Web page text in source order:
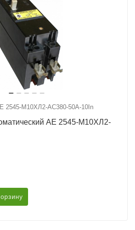
2545-М10ХЛ2-AC380-50А-10In
АЕ 2545-М10ХЛ2-